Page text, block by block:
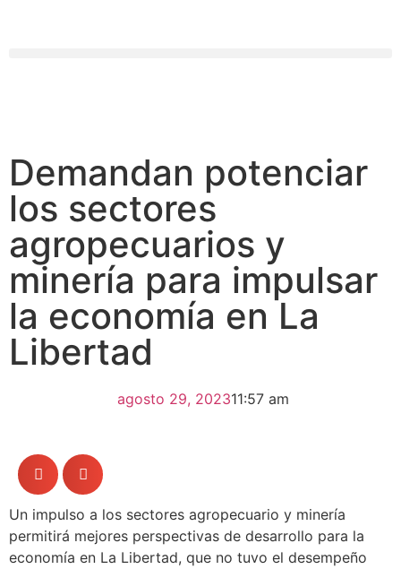
Demandan potenciar
los sectores
agropecuarios y
minería para impulsar
la economía en La
Libertad
agosto 29, 202311:57 am
Un impulso a los sectores agropecuario y minería
permitirá mejores perspectivas de desarrollo para la
economía en La Libertad, que no tuvo el desempeño